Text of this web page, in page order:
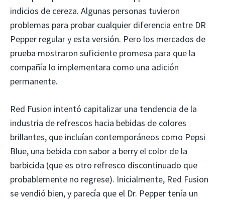
indicios de cereza. Algunas personas tuvieron
problemas para probar cualquier diferencia entre DR
Pepper regular y esta versión. Pero los mercados de
prueba mostraron suficiente promesa para que la
compañía lo implementara como una adición
permanente.
Red Fusion intentó capitalizar una tendencia de la
industria de refrescos hacia bebidas de colores
brillantes, que incluían contemporáneos como Pepsi
Blue, una bebida con sabor a berry el color de la
barbicida (que es otro refresco discontinuado que
probablemente no regrese). Inicialmente, Red Fusion
se vendió bien, y parecía que el Dr. Pepper tenía un